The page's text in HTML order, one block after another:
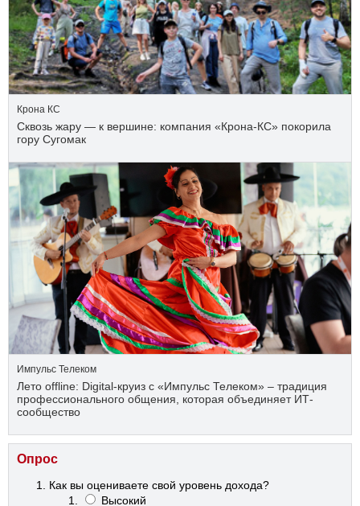
Крона КС
Сквозь жару — к вершине: компания «Крона‑КС» покорила
гору Сугомак
Импульс Телеком
Лето offline: Digital-круиз с «Импульс Телеком» – традиция
профессионального общения, которая объединяет ИТ-
сообщество
Опрос
Как вы оцениваете свой уровень дохода?
Высокий